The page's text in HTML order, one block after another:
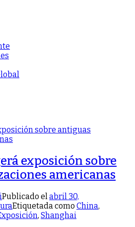
exposición sobre
americanas
Publicado elabril 30,
Etiquetada como China,
, Shanghai